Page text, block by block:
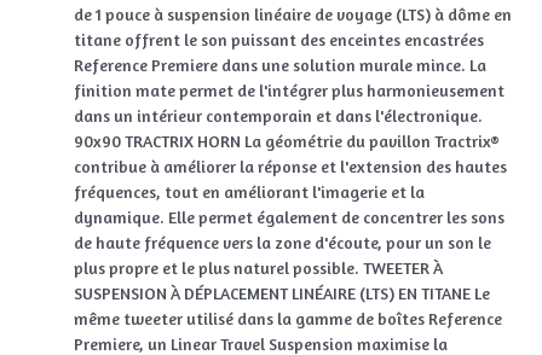
de 1 pouce à suspension linéaire de voyage (LTS) à dôme en
titane offrent le son puissant des enceintes encastrées
Reference Premiere dans une solution murale mince. La
finition mate permet de l'intégrer plus harmonieusement
dans un intérieur contemporain et dans l'électronique.
90x90 TRACTRIX HORN La géométrie du pavillon Tractrix®
contribue à améliorer la réponse et l'extension des hautes
fréquences, tout en améliorant l'imagerie et la
dynamique. Elle permet également de concentrer les sons
de haute fréquence vers la zone d'écoute, pour un son le
plus propre et le plus naturel possible. TWEETER À
SUSPENSION À DÉPLACEMENT LINÉAIRE (LTS) EN TITANE Le
même tweeter utilisé dans la gamme de boîtes Reference
Premiere, un Linear Travel Suspension maximise la